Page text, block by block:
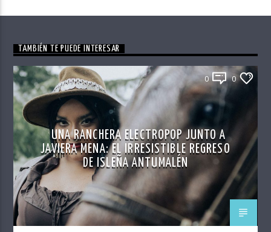
TAMBIÉN TE PUEDE INTERESAR
0 0
UNA RANCHERA ELECTROPOP JUNTO A
JAVIERA MENA: EL IRRESISTIBLE REGRESO
DE ISLEÑA ANTUMALÉN